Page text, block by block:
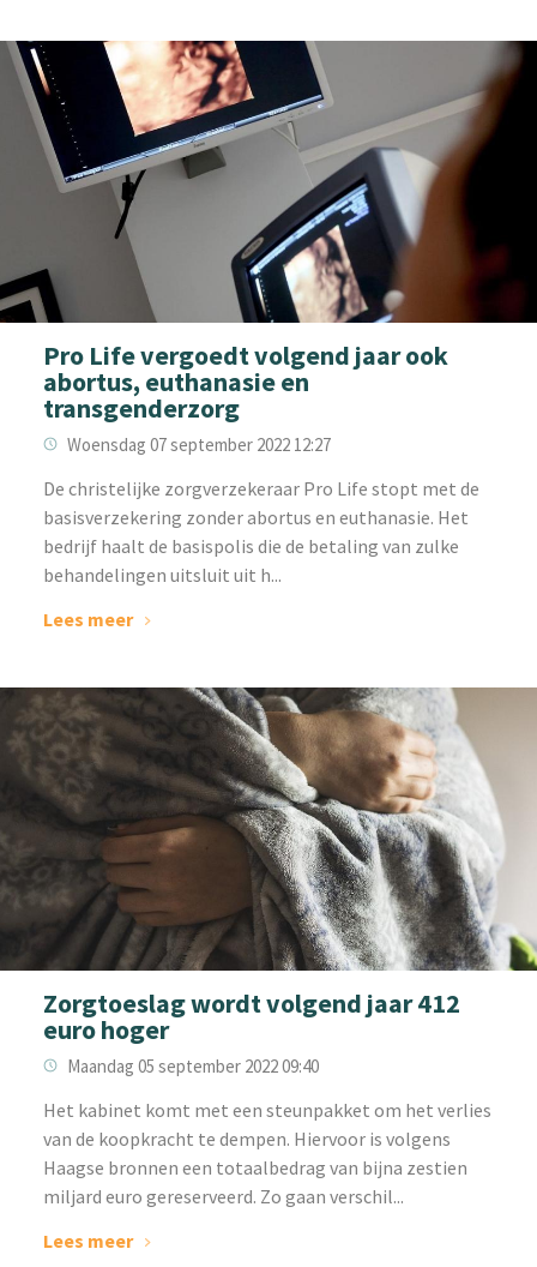
Pro Life vergoedt volgend jaar ook
abortus, euthanasie en
transgenderzorg
Woensdag 07 september 2022 12:27
‌De christelijke zorgverzekeraar Pro Life stopt met de
basisverzekering zonder abortus en euthanasie. Het
bedrijf haalt de basispolis die de betaling van zulke
behandelingen uitsluit uit h...
Lees meer
Zorgtoeslag wordt volgend jaar 412
euro hoger
Maandag 05 september 2022 09:40
‌Het kabinet komt met een steunpakket om het verlies
van de koopkracht te dempen. Hiervoor is volgens
Haagse bronnen een totaalbedrag van bijna zestien
miljard euro gereserveerd. Zo gaan verschil...
Lees meer